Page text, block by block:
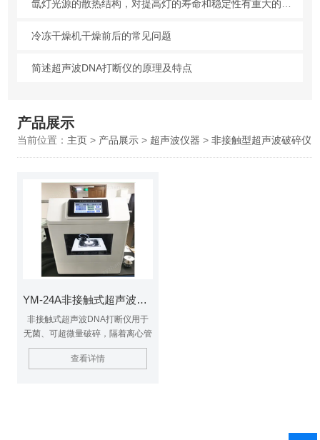
冷冻干燥机干燥前后的常见问题
简述超声波DNA打断仪的原理及特点
产品展示
当前位置： 主页> 产品展示> 超声波仪器 > 非接触型超声波破碎仪
YM-24A非接触式超声波DNA打断仪
非接触式超声波DNA打断仪用于
无菌、可超微量破碎，隔着离心管
能打断染色体。专为二代测序
DNA 样本与染色质免疫共沉淀实
查看详情